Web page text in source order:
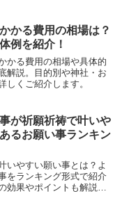
かる費用の相場は？
例を紹介！
かる費用の相場や具体的
解説。目的別や神社・お
しくご紹介します。
が祈願祈祷で叶いや
るお願い事ランキン
いやすい願い事とは？よ
をランキング形式で紹介
効果やポイントも解説し